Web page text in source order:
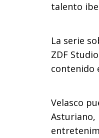
talento
La serie
ZDF
contenido
Velasco
Asturiano,